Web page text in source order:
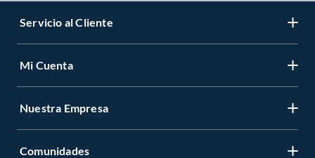
Servicio al Cliente
Mi Cuenta
Nuestra Empresa
Comunidades